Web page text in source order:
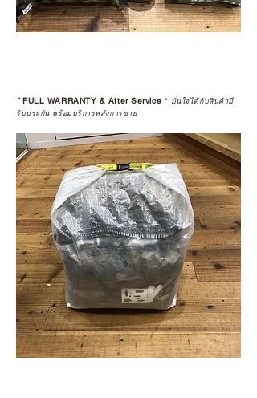
*FULL WARRANTY & After Service * มั่นใจได้กับสินค้ามี
รับประกัน พร้อมบริการหลังการขาย